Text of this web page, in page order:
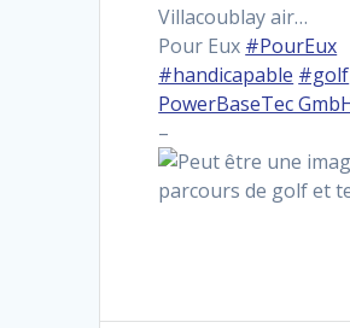
Villacoublay air…
Pour Eux #PourEux
#handicapable #golf
PowerBaseTec
–